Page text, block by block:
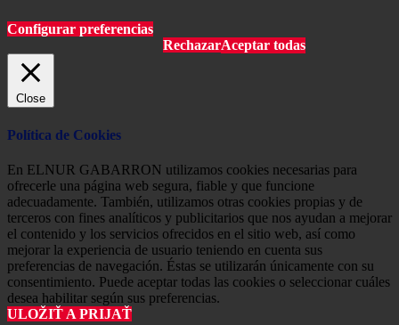
Configurar preferencias
RechazarAceptar todas
Close
Política de Cookies
En ELNUR GABARRON utilizamos cookies necesarias para
ofrecerle una página web segura, fiable y que funcione
adecuadamente. También, utilizamos otras cookies propias y de
terceros con fines analíticos y publicitarios que nos ayudan a mejorar
el contenido y los servicios ofrecidos en el sitio web, así como
mejorar la experiencia de usuario teniendo en cuenta sus
preferencias de navegación. Éstas se utilizarán únicamente con su
consentimiento. Puede aceptar todas las cookies o seleccionar cuáles
desea habilitar según sus preferencias.
ULOŽIŤ A PRIJAŤ